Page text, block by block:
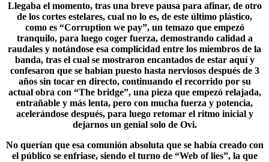
Llegaba el momento, tras una breve pausa para afinar, de otro
de los cortes estelares, cual no lo es, de este último plástico,
como es “Corruption we pay”, un temazo que empezó
tranquilo, para luego coger fuerza, demostrando calidad a
raudales y notándose esa complicidad entre los miembros de la
banda, tras el cual se mostraron encantados de estar aquí y
confesaron que se habían puesto hasta nerviosos después de 3
años sin tocar en directo, continuando el recorrido por su
actual obra con “The bridge”, una pieza que empezó relajada,
entrañable y más lenta, pero con mucha fuerza y potencia,
acelerándose después, para luego retomar el ritmo inicial y
dejarnos un genial solo de Ovi.
No querían que esa comunión absoluta que se había creado con
el público se enfriase, siendo el turno de “Web of lies”, la que